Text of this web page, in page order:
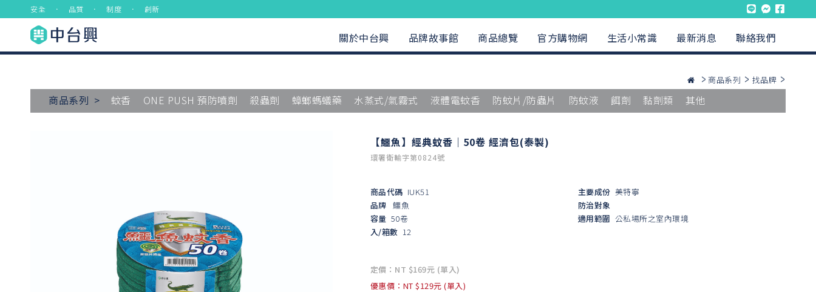
安全 ． 品質 ． 制度 ． 創新
關於中台興 品牌故事館 商品總覽 官方購物網 生活小常識 最新消息 聯絡我們
商品系列 找品牌
商品系列 > 蚊香 ONE PUSH 預防噴劑 殺蟲劑 蟑螂螞蟻藥 水蒸式/氣霧式 液體電蚊香 防蚊片/防蟲片 防蚊液 餌劑 黏劑類 其他
【鱷魚】經典蚊香｜50卷 經濟包(泰製)
環署衛輸字第0824號
商品代碼 IUK51
品牌 鱷魚
容量 50卷
入/箱數 12
主要成份 美特寧
防治對象
適用範圍 公私場所之室內環境
定價：NT $169元 (單入)
優惠價：NT $129元 (單入)